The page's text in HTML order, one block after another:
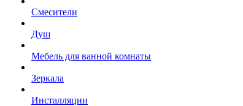
Смесители
Душ
Мебель для ванной комнаты
Зеркала
Инсталляции